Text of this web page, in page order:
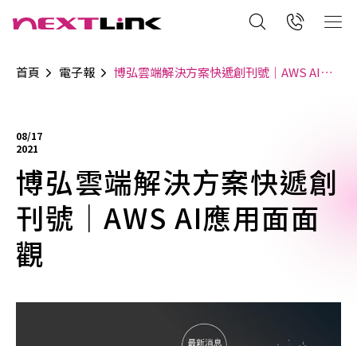
首頁 電子報 博弘雲端解決方案快遞創刊號｜AWS AI應用面面觀
08/17
2021
博弘雲端解決方案快遞創
刊號｜AWS AI應用面面
觀